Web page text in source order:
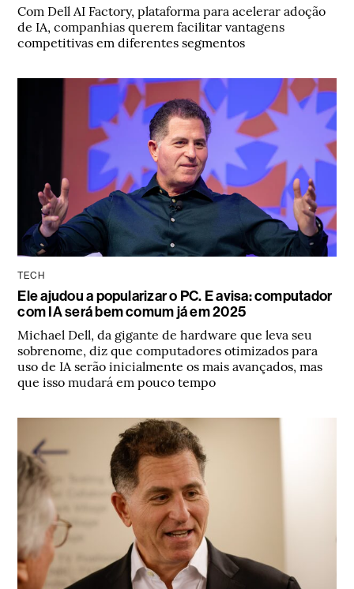
Com Dell AI Factory, plataforma para acelerar adoção
de IA, companhias querem facilitar vantagens
competitivas em diferentes segmentos
TECH
Ele ajudou a popularizar o PC. E avisa: computador
com IA será bem comum já em 2025
Michael Dell, da gigante de hardware que leva seu
sobrenome, diz que computadores otimizados para
uso de IA serão inicialmente os mais avançados, mas
que isso mudará em pouco tempo